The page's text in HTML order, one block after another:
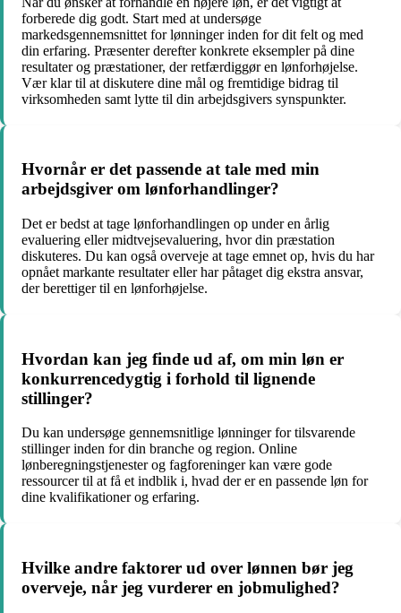
forberede dig godt. Start med at undersøge
markedsgennemsnittet for lønninger inden for dit felt og med
din erfaring. Præsenter derefter konkrete eksempler på dine
resultater og præstationer, der retfærdiggør en lønforhøjelse.
Vær klar til at diskutere dine mål og fremtidige bidrag til
virksomheden samt lytte til din arbejdsgivers synspunkter.
Hvornår er det passende at tale med min
arbejdsgiver om lønforhandlinger?
Det er bedst at tage lønforhandlingen op under en årlig
evaluering eller midtvejsevaluering, hvor din præstation
diskuteres. Du kan også overveje at tage emnet op, hvis du har
opnået markante resultater eller har påtaget dig ekstra ansvar,
der berettiger til en lønforhøjelse.
Hvordan kan jeg finde ud af, om min løn er
konkurrencedygtig i forhold til lignende
stillinger?
Du kan undersøge gennemsnitlige lønninger for tilsvarende
stillinger inden for din branche og region. Online
lønberegningstjenester og fagforeninger kan være gode
ressourcer til at få et indblik i, hvad der er en passende løn for
dine kvalifikationer og erfaring.
Hvilke andre faktorer ud over lønnen bør jeg
overveje, når jeg vurderer en jobmulighed?